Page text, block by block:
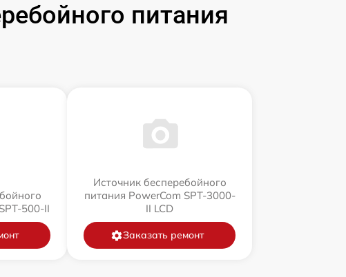
питания
500-II
Источник бесперебойного
питания PowerCom SPT-3000-
II LCD
Заказать ремонт